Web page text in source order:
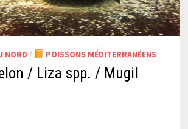
NORD / POISSONS MÉDITERRANÉENS
/ Liza spp. / Mugil